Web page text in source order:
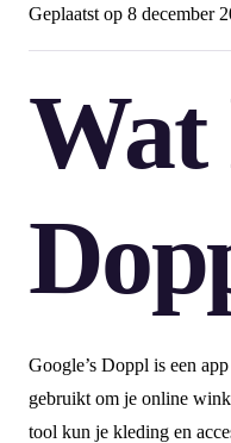
Geplaatst op 8 december
Wat
Google’s Doppl is een
gebruikt om je online
tool kun je kleding en